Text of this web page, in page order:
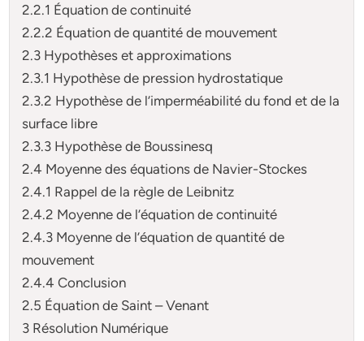
2.2.1 Équation de continuité
2.2.2 Équation de quantité de mouvement
2.3 Hypothèses et approximations
2.3.1 Hypothèse de pression hydrostatique
2.3.2 Hypothèse de l’imperméabilité du fond et de la
surface libre
2.3.3 Hypothèse de Boussinesq
2.4 Moyenne des équations de Navier-Stockes
2.4.1 Rappel de la règle de Leibnitz
2.4.2 Moyenne de l’équation de continuité
2.4.3 Moyenne de l’équation de quantité de
mouvement
2.4.4 Conclusion
2.5 Équation de Saint – Venant
3 Résolution Numérique